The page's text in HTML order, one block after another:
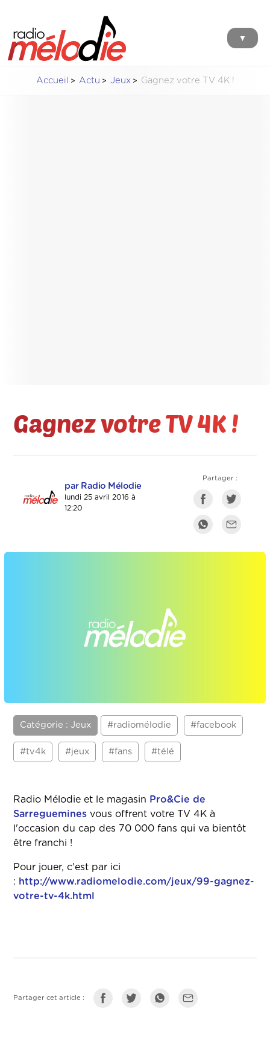
▼
Accueil Actu Jeux Gagnez votre TV 4K !
Gagnez votre TV 4K !
par Radio Mélodie
lundi 25 avril 2016 à
12:20
Partager :
Catégorie : Jeux #radiomélodie #facebook
#tv4k #jeux #fans #télé
Radio Mélodie et le magasin Pro&Cie de
Sarreguemines vous offrent votre TV 4K à
l'occasion du cap des 70 000 fans qui va bientôt
être franchi !
Pour jouer, c'est par ici
: http://www.radiomelodie.com/jeux/99-gagnez-
votre-tv-4k.html
Partager cet article :